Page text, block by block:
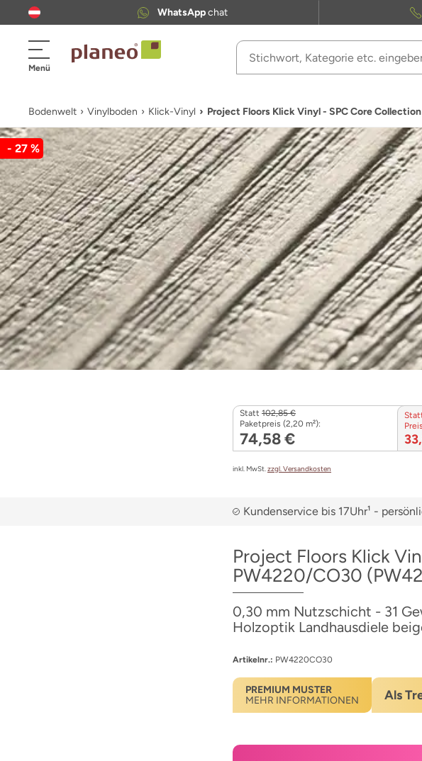
WhatsAppchat
Menü
Bodenwelt Vinylboden Klick-Vinyl Project Floors Klick Vinyl - SPC Core
- 27 %
Statt 102,85 €
Paketpreis (2,20 m²):
74,58 €
inkl. MwSt.zzgl. Versandkosten
Kundenservice bis 17Uhr¹ -
Project Floors Klick
PW4220/CO30
0,30 mm Nutzschicht - 31
Holzoptik Landhausdiele
Artikelnr.: PW4220CO30
PREMIUM MUSTER
MEHR INFORMATIONEN
Als